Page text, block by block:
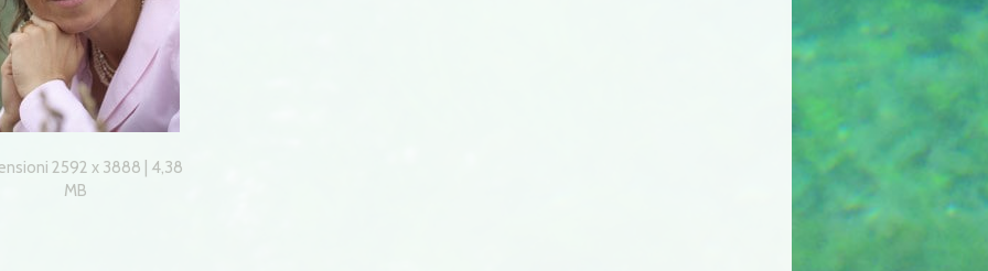
2592 x 3888 | 4,38
MB